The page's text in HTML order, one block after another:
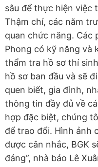
sâu để thực hiện việc
Thậm chí, các năm
quan chức năng. Các
Phong có kỹ năng và
thẩm tra hồ sơ thí
hồ sơ ban đầu và sẽ
quen biết, gia đình,
thông tin đầy đủ về
hợp đặc biệt, chúng
để trao đổi. Hình ảnh
được cân nhắc, BGK
đáng”, nhà báo Lê